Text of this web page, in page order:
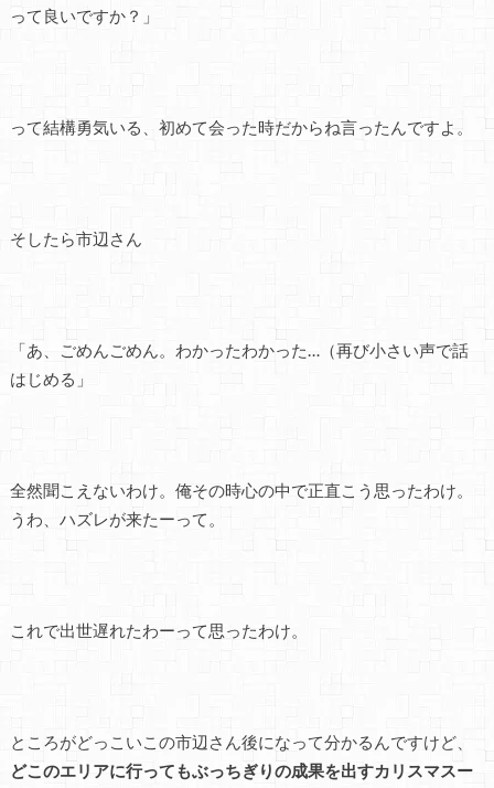
って良いですか？」
って結構勇気いる、初めて会った時だからね言ったんですよ。
そしたら市辺さん
「あ、ごめんごめん。わかったわかった…（再び小さい声で話
はじめる」
全然聞こえないわけ。俺その時心の中で正直こう思ったわけ。
うわ、ハズレが来たーって。
これで出世遅れたわーって思ったわけ。
ところがどっこいこの市辺さん後になって分かるんですけど、
どこのエリアに行ってもぶっちぎりの成果を出すカリスマスー